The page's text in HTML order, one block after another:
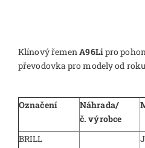
Klínový řemen A96Li pro
převodovka pro modely od
Označení
Náhrada/
č. výrobce
BRILL